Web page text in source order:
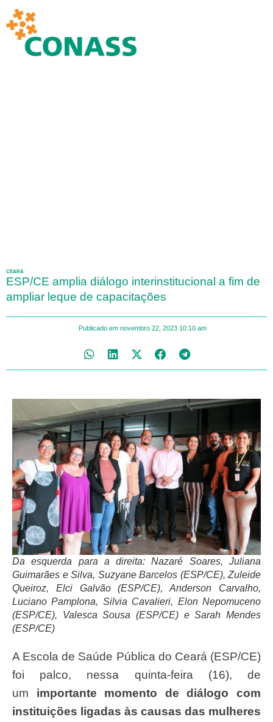
CEARÁ
ESP/CE amplia diálogo interinstitucional a fim de
ampliar leque de capacitações
Publicado em novembro 22, 2023 10:10 am
Da esquerda para a direita: Nazaré Soares, Juliana
Guimarães e Silva, Suzyane Barcelos (ESP/CE), Zuleide
Queiroz, Elci Galvão (ESP/CE), Anderson Carvalho,
Luciano Pamplona, Silvia Cavalieri, Elon Nepomuceno
(ESP/CE), Valesca Sousa (ESP/CE) e Sarah Mendes
(ESP/CE)
A Escola de Saúde Pública do Ceará (ESP/CE)
foi palco, nessa quinta-feira (16), de
um importante momento de diálogo com
instituições ligadas às causas das mulheres